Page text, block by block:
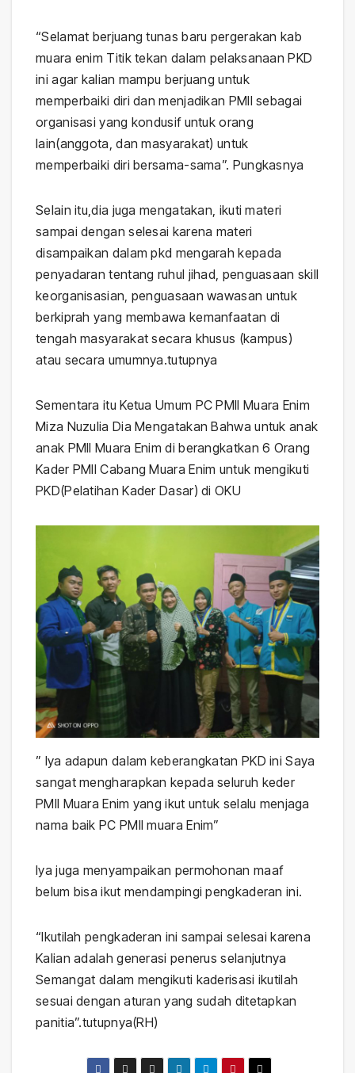
“Selamat berjuang tunas baru pergerakan kab
muara enim Titik tekan dalam pelaksanaan PKD
ini agar kalian mampu berjuang untuk
memperbaiki diri dan menjadikan PMII sebagai
organisasi yang kondusif untuk orang
lain(anggota, dan masyarakat) untuk
memperbaiki diri bersama-sama”. Pungkasnya
Selain itu,dia juga mengatakan, ikuti materi
sampai dengan selesai karena materi
disampaikan dalam pkd mengarah kepada
penyadaran tentang ruhul jihad, penguasaan skill
keorganisasian, penguasaan wawasan untuk
berkiprah yang membawa kemanfaatan di
tengah masyarakat secara khusus (kampus)
atau secara umumnya.tutupnya
Sementara itu Ketua Umum PC PMII Muara Enim
Miza Nuzulia Dia Mengatakan Bahwa untuk anak
anak PMII Muara Enim di berangkatkan 6 Orang
Kader PMII Cabang Muara Enim untuk mengikuti
PKD(Pelatihan Kader Dasar) di OKU
” Iya adapun dalam keberangkatan PKD ini Saya
sangat mengharapkan kepada seluruh keder
PMII Muara Enim yang ikut untuk selalu menjaga
nama baik PC PMII muara Enim”
Iya juga menyampaikan permohonan maaf
belum bisa ikut mendampingi pengkaderan ini.
“Ikutilah pengkaderan ini sampai selesai karena
Kalian adalah generasi penerus selanjutnya
Semangat dalam mengikuti kaderisasi ikutilah
sesuai dengan aturan yang sudah ditetapkan
panitia”.tutupnya(RH)